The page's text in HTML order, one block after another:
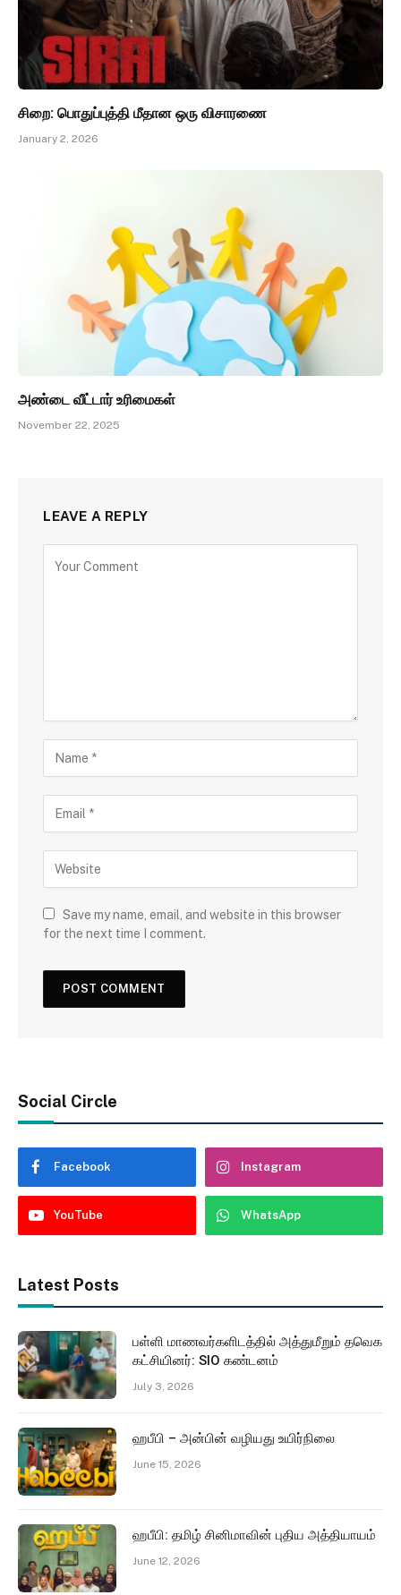
சிறை: பொதுப்புத்தி மீதான ஒரு விசாரணை
January 2, 2026
அண்டை வீட்டார் உரிமைகள்
November 22, 2025
LEAVE A REPLY
Save my name, email, and website in this browser
for the next time I comment.
Social Circle
Facebook Instagram
YouTube WhatsApp
Latest Posts
பள்ளி மாணவர்களிடத்தில் அத்துமீறும் தவெக
கட்சியினர்: SIO கண்டனம்
July 3, 2026
ஹபீபி – அன்பின் வழியது உயிர்நிலை
June 15, 2026
ஹபீபி: தமிழ் சினிமாவின் புதிய அத்தியாயம்
June 12, 2026